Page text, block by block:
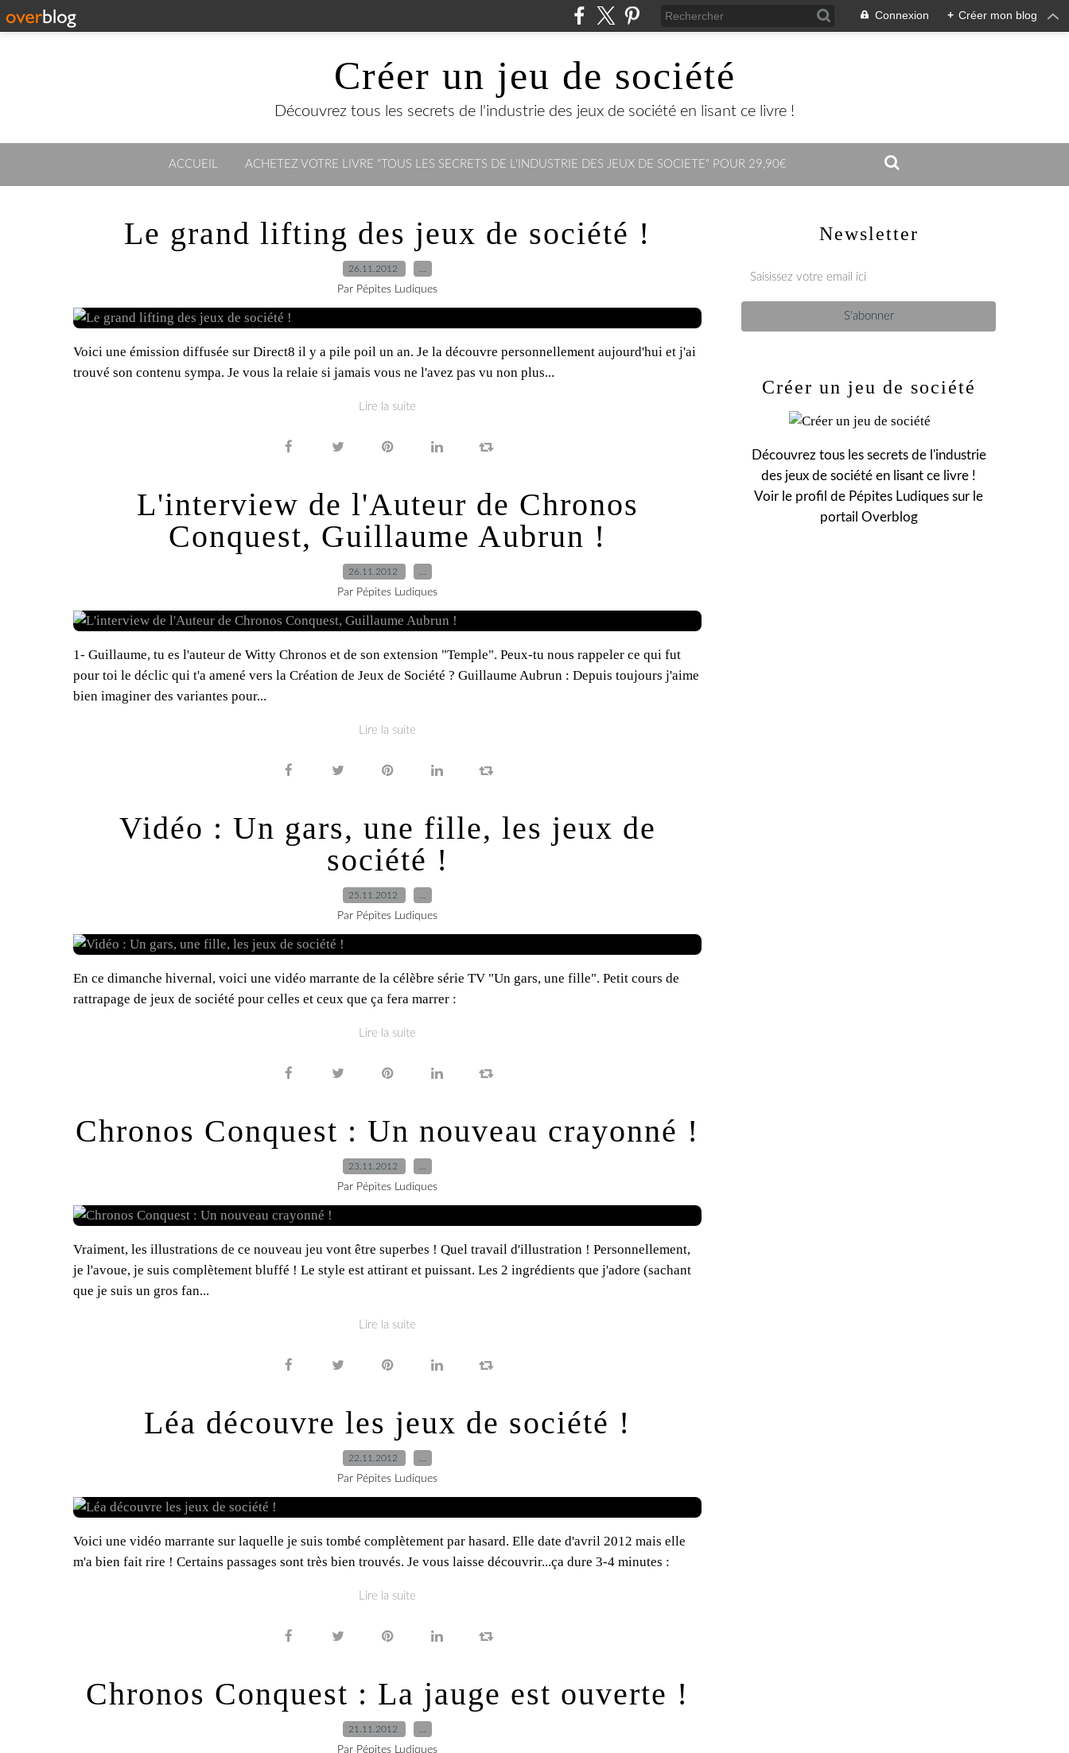
Connexion + Créer mon blog
Créer un jeu de société
Découvrez tous les secrets de l'industrie des jeux de société en lisant ce livre !
ACCUEIL ACHETEZ VOTRE LIVRE "TOUS LES SECRETS DE L'INDUSTRIE DES JEUX DE SOCIETE" POUR 29,90€
Le grand lifting des jeux de société !
26.11.2012
Par Pépites Ludiques
Voici une émission diffusée sur Direct8 il y a pile poil un an. Je la découvre personnellement aujourd'hui et j'ai
trouvé son contenu sympa. Je vous la relaie si jamais vous ne l'avez pas vu non plus...
Lire la suite
L'interview de l'Auteur de Chronos
Conquest, Guillaume Aubrun !
26.11.2012
Par Pépites Ludiques
1- Guillaume, tu es l'auteur de Witty Chronos et de son extension "Temple". Peux-tu nous rappeler ce qui fut
pour toi le déclic qui t'a amené vers la Création de Jeux de Société ? Guillaume Aubrun : Depuis toujours j'aime
bien imaginer des variantes pour...
Lire la suite
Vidéo : Un gars, une fille, les jeux de
société !
25.11.2012
Par Pépites Ludiques
En ce dimanche hivernal, voici une vidéo marrante de la célèbre série TV "Un gars, une fille". Petit cours de
rattrapage de jeux de société pour celles et ceux que ça fera marrer :
Lire la suite
Chronos Conquest : Un nouveau crayonné !
23.11.2012
Par Pépites Ludiques
Vraiment, les illustrations de ce nouveau jeu vont être superbes ! Quel travail d'illustration ! Personnellement,
je l'avoue, je suis complètement bluffé ! Le style est attirant et puissant. Les 2 ingrédients que j'adore (sachant
que je suis un gros fan...
Lire la suite
Léa découvre les jeux de société !
22.11.2012
Par Pépites Ludiques
Voici une vidéo marrante sur laquelle je suis tombé complètement par hasard. Elle date d'avril 2012 mais elle
m'a bien fait rire ! Certains passages sont très bien trouvés. Je vous laisse découvrir...ça dure 3-4 minutes :
Lire la suite
Chronos Conquest : La jauge est ouverte !
21.11.2012
Par Pépites Ludiques
Newsletter
Créer un jeu de société
Découvrez tous les secrets de l'industrie
des jeux de société en lisant ce livre !
Voir le profil de Pépites Ludiques sur le
portail Overblog